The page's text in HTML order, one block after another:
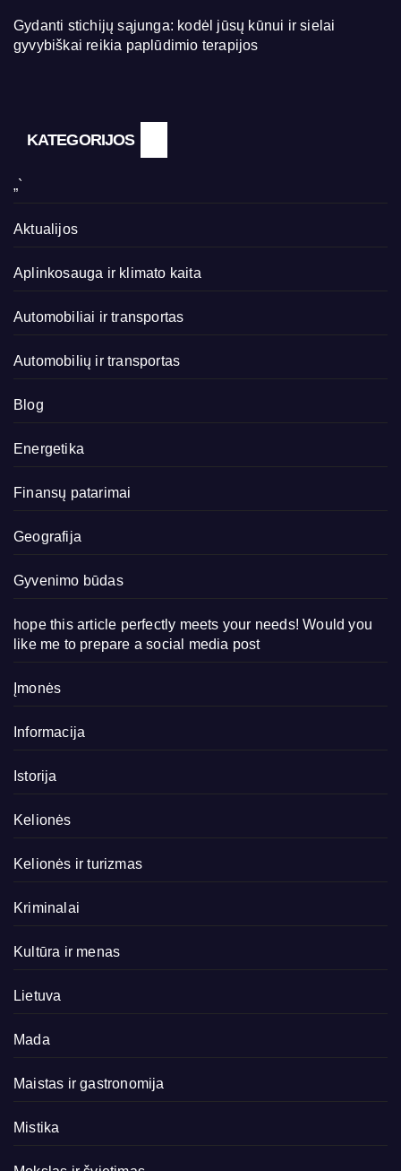
Gydanti stichijų sąjunga: kodėl jūsų kūnui ir sielai
gyvybiškai reikia paplūdimio terapijos
KATEGORIJOS
„`
Aktualijos
Aplinkosauga ir klimato kaita
Automobiliai ir transportas
Automobilių ir transportas
Blog
Energetika
Finansų patarimai
Geografija
Gyvenimo būdas
hope this article perfectly meets your needs! Would you
like me to prepare a social media post
Įmonės
Informacija
Istorija
Kelionės
Kelionės ir turizmas
Kriminalai
Kultūra ir menas
Lietuva
Mada
Maistas ir gastronomija
Mistika